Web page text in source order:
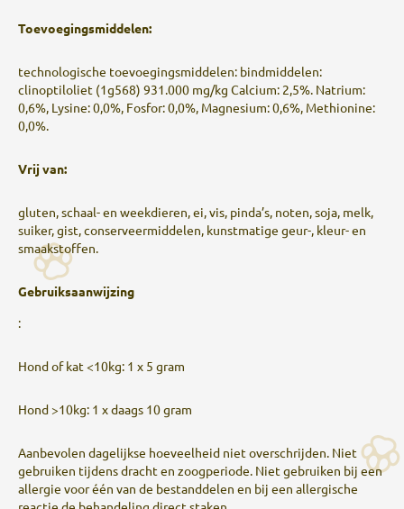
Toevoegingsmiddelen:
technologische toevoegingsmiddelen: bindmiddelen:
clinoptiloliet (1g568) 931.000 mg/kg Calcium: 2,5%. Natrium:
0,6%, Lysine: 0,0%, Fosfor: 0,0%, Magnesium: 0,6%, Methionine:
0,0%.
Vrij van:
gluten, schaal- en weekdieren, ei, vis, pinda’s, noten, soja, melk,
suiker, gist, conserveermiddelen, kunstmatige geur-, kleur- en
smaakstoffen.
Gebruiksaanwijzing
:
Hond of kat <10kg: 1 x 5 gram
Hond >10kg: 1 x daags 10 gram
Aanbevolen dagelijkse hoeveelheid niet overschrijden. Niet
gebruiken tijdens dracht en zoogperiode. Niet gebruiken bij een
allergie voor één van de bestanddelen en bij een allergische